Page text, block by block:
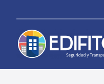
content